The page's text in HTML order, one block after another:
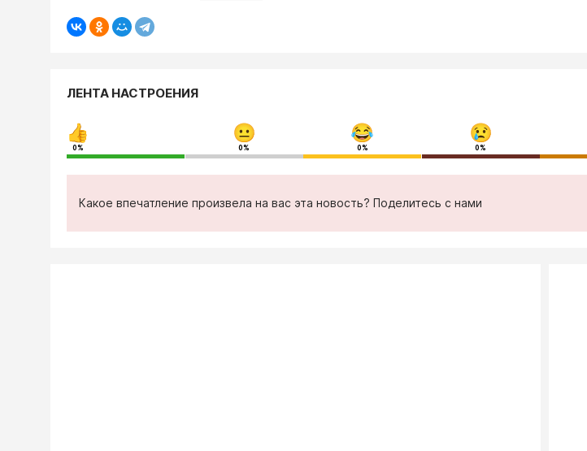
ЛЕНТА НАСТРОЕНИЯ
0% 0% 0% 0%
Какое впечатление произвела на вас эта новость? Поделитесь с нами